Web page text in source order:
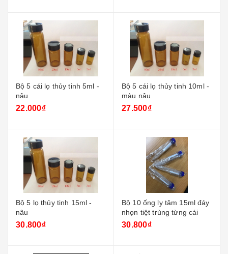
Bộ 5 cái lọ thủy tinh 5ml -
nâu
22.000₫
Bộ 5 cái lọ thủy tinh 10ml -
màu nâu
27.500₫
Bộ 5 lọ thủy tinh 15ml -
nâu
30.800₫
Bộ 10 ống ly tâm 15ml đáy
nhọn tiệt trùng từng cái
30.800₫